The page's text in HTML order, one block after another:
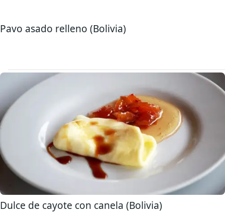
Pavo asado relleno (Bolivia)
Dulce de cayote con canela (Bolivia)